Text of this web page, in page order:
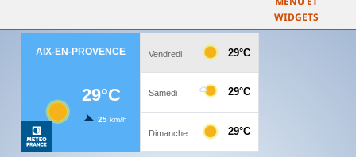
WIDGETS